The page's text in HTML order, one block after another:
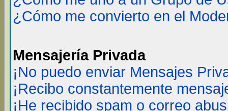
¿Cómo me convierto en el
Mensajería Privada
¡No puedo enviar Mensajes
¡Recibo constantemente
¡He recibido spam o correo